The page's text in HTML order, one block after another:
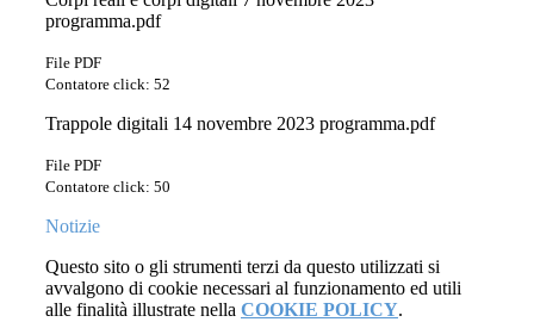
programma.pdf
File PDF
Contatore click: 52
Trappole digitali 14 novembre 2023 programma.pdf
File PDF
Contatore click: 50
Notizie
Questo sito o gli strumenti terzi da questo utilizzati si
avvalgono di cookie necessari al funzionamento ed utili
alle finalità illustrate nella COOKIE POLICY.